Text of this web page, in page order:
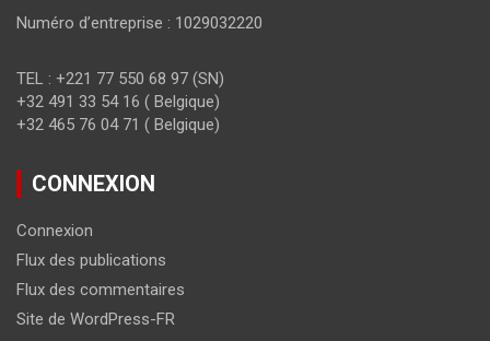
Numéro d’entreprise : 1029032220
TEL : +221 77 550 68 97 (SN)
+32 491 33 54 16 ( Belgique)
+32 465 76 04 71 ( Belgique)
CONNEXION
Connexion
Flux des publications
Flux des commentaires
Site de WordPress-FR